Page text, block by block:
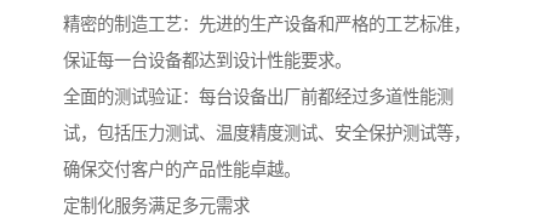
精密的制造工艺：先进的生产设备和严格的工艺标准，
保证每一台设备都达到设计性能要求。
全面的测试验证：每台设备出厂前都经过多道性能测
试，包括压力测试、温度精度测试、安全保护测试等，
确保交付客户的产品性能卓越。
定制化服务满足多元需求